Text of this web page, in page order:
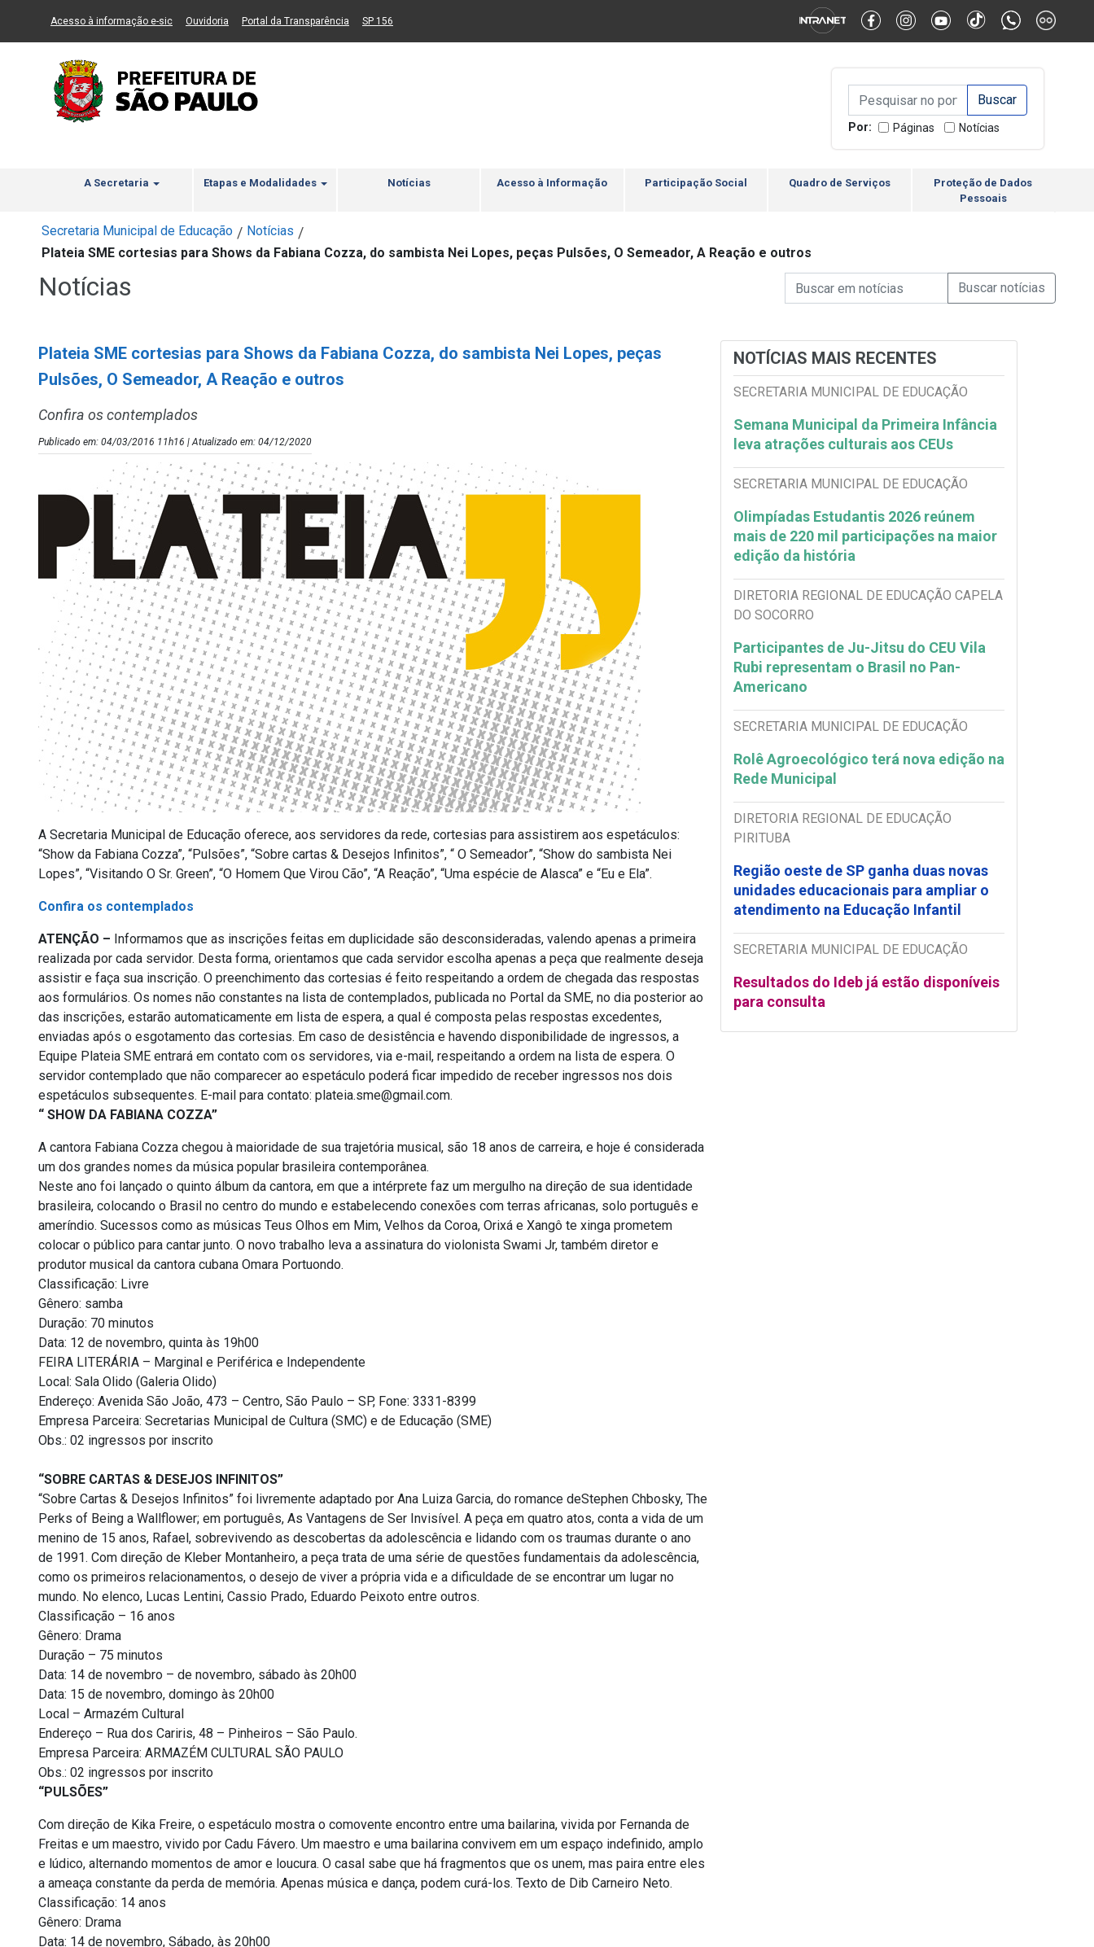
Ir ao Conteúdo Ir para menu principal 2 Ir para busca Ir para rodapé Alternar Alto Contraste Alternar Tamanho da Fonte
Acesso à informação e-sic(Link para um novo sítio)
Ouvidoria (Link para um novo sítio)
Portal da Transparência (Link para um novo sítio)
SP 156
Campo de Busca de
Campo de Busca de informaçõesEnviar a Busca
Por: Páginas Notícias
A Secretaria Etapas e Modalidades Notícias Acesso à Informação Participação Social Quadro de Serviços
Proteção de Dados
Pessoais
Secretaria Municipal de Educação / Notícias /
Plateia SME cortesias para Shows da Fabiana Cozza, do sambista Nei Lopes, peças Pulsões, O Semeador, A Reação e outros
Notícias Campo de Busca de Notícias
Campo de Busca de informaçõesEnviar a Busca de
Plateia SME cortesias para Shows da Fabiana Cozza, do sambista Nei Lopes, peças
Pulsões, O Semeador, A Reação e outros
Confira os contemplados
Publicado em: 04/03/2016 11h16 | Atualizado em: 04/12/2020
A Secretaria Municipal de Educação oferece, aos servidores da rede, cortesias para assistirem aos espetáculos:
“Show da Fabiana Cozza”, “Pulsões”, “Sobre cartas & Desejos Infinitos”, “ O Semeador”, “Show do sambista Nei
Lopes”, “Visitando O Sr. Green”, “O Homem Que Virou Cão”, “A Reação”, “Uma espécie de Alasca” e “Eu e Ela”.
Confira os contemplados
ATENÇÃO – Informamos que as inscrições feitas em duplicidade são desconsideradas, valendo apenas a primeira
realizada por cada servidor. Desta forma, orientamos que cada servidor escolha apenas a peça que realmente deseja
assistir e faça sua inscrição. O preenchimento das cortesias é feito respeitando a ordem de chegada das respostas
aos formulários. Os nomes não constantes na lista de contemplados, publicada no Portal da SME, no dia posterior ao
das inscrições, estarão automaticamente em lista de espera, a qual é composta pelas respostas excedentes,
enviadas após o esgotamento das cortesias. Em caso de desistência e havendo disponibilidade de ingressos, a
Equipe Plateia SME entrará em contato com os servidores, via e-mail, respeitando a ordem na lista de espera. O
servidor contemplado que não comparecer ao espetáculo poderá ficar impedido de receber ingressos nos dois
espetáculos subsequentes. E-mail para contato: plateia.sme@gmail.com.
“ SHOW DA FABIANA COZZA”
A cantora Fabiana Cozza chegou à maioridade de sua trajetória musical, são 18 anos de carreira, e hoje é considerada
um dos grandes nomes da música popular brasileira contemporânea.
Neste ano foi lançado o quinto álbum da cantora, em que a intérprete faz um mergulho na direção de sua identidade
brasileira, colocando o Brasil no centro do mundo e estabelecendo conexões com terras africanas, solo português e
ameríndio. Sucessos como as músicas Teus Olhos em Mim, Velhos da Coroa, Orixá e Xangô te xinga prometem
colocar o público para cantar junto. O novo trabalho leva a assinatura do violonista Swami Jr, também diretor e
produtor musical da cantora cubana Omara Portuondo.
Classificação: Livre
Gênero: samba
Duração: 70 minutos
Data: 12 de novembro, quinta às 19h00
FEIRA LITERÁRIA – Marginal e Periférica e Independente
Local: Sala Olido (Galeria Olido)
Endereço: Avenida São João, 473 – Centro, São Paulo – SP, Fone: 3331-8399
Empresa Parceira: Secretarias Municipal de Cultura (SMC) e de Educação (SME)
Obs.: 02 ingressos por inscrito
“SOBRE CARTAS & DESEJOS INFINITOS”
“Sobre Cartas & Desejos Infinitos” foi livremente adaptado por Ana Luiza Garcia, do romance deStephen Chbosky, The
Perks of Being a Wallflower; em português, As Vantagens de Ser Invisível. A peça em quatro atos, conta a vida de um
menino de 15 anos, Rafael, sobrevivendo as descobertas da adolescência e lidando com os traumas durante o ano
de 1991. Com direção de Kleber Montanheiro, a peça trata de uma série de questões fundamentais da adolescência,
como os primeiros relacionamentos, o desejo de viver a própria vida e a dificuldade de se encontrar um lugar no
mundo. No elenco, Lucas Lentini, Cassio Prado, Eduardo Peixoto entre outros.
Classificação – 16 anos
Gênero: Drama
Duração – 75 minutos
Data: 14 de novembro – de novembro, sábado às 20h00
Data: 15 de novembro, domingo às 20h00
Local – Armazém Cultural
Endereço – Rua dos Cariris, 48 – Pinheiros – São Paulo.
Empresa Parceira: ARMAZÉM CULTURAL SÃO PAULO
Obs.: 02 ingressos por inscrito
“PULSÕES”
Com direção de Kika Freire, o espetáculo mostra o comovente encontro entre uma bailarina, vivida por Fernanda de
Freitas e um maestro, vivido por Cadu Fávero. Um maestro e uma bailarina convivem em um espaço indefinido, amplo
e lúdico, alternando momentos de amor e loucura. O casal sabe que há fragmentos que os unem, mas paira entre eles
a ameaça constante da perda de memória. Apenas música e dança, podem curá-los. Texto de Dib Carneiro Neto.
Classificação: 14 anos
Gênero: Drama
Data: 14 de novembro, Sábado, às 20h00
NOTÍCIAS MAIS RECENTES
SECRETARIA MUNICIPAL DE EDUCAÇÃO
Semana Municipal da Primeira Infância
leva atrações culturais aos CEUs
SECRETARIA MUNICIPAL DE EDUCAÇÃO
Olimpíadas Estudantis 2026 reúnem
mais de 220 mil participações na maior
edição da história
DIRETORIA REGIONAL DE EDUCAÇÃO CAPELA
DO SOCORRO
Participantes de Ju-Jitsu do CEU Vila
Rubi representam o Brasil no Pan-
Americano
SECRETARIA MUNICIPAL DE EDUCAÇÃO
Rolê Agroecológico terá nova edição na
Rede Municipal
DIRETORIA REGIONAL DE EDUCAÇÃO
PIRITUBA
Região oeste de SP ganha duas novas
unidades educacionais para ampliar o
atendimento na Educação Infantil
SECRETARIA MUNICIPAL DE EDUCAÇÃO
Resultados do Ideb já estão disponíveis
para consulta